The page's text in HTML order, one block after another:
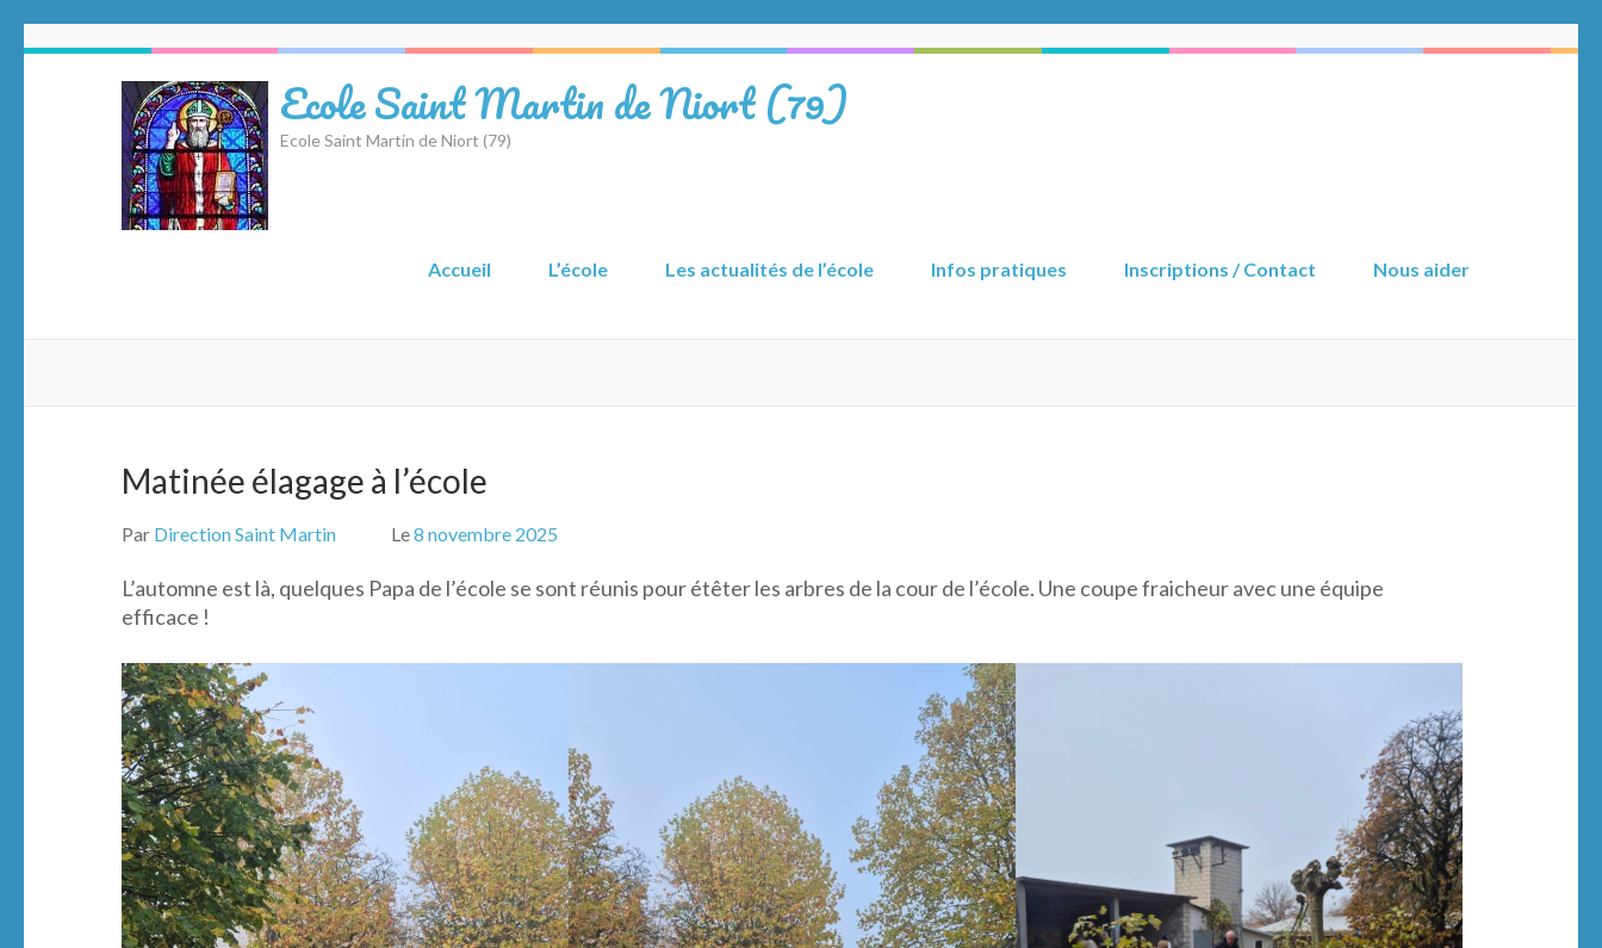
Ecole Saint Martin de Niort (79)
Ecole Saint Martin de Niort (79)
Accueil L’école Les actualités de l’école Infos pratiques Inscriptions / Contact Nous aider
Matinée élagage à l’école
Par Direction Saint Martin Le8 novembre 2025
L’automne est là, quelques Papa de l’école se sont réunis pour étêter les arbres de la cour de l’école. Une coupe fraicheur avec une équipe
efficace !